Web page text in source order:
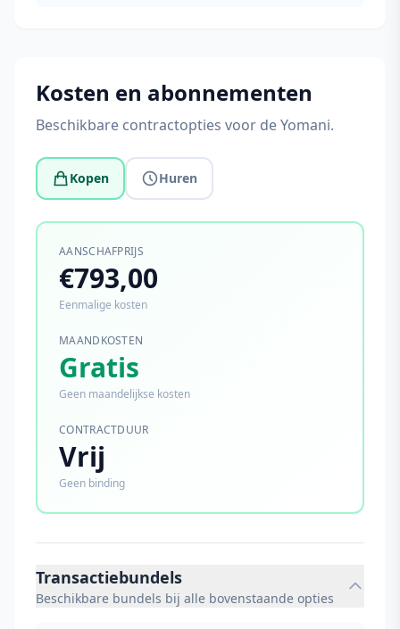
Kosten en abonnementen
Beschikbare contractopties voor de Yomani.
Kopen Huren
AANSCHAFPRIJS
€793,00
Eenmalige kosten
MAANDKOSTEN
Gratis
Geen maandelijkse kosten
CONTRACTDUUR
Vrij
Geen binding
Transactiebundels
Beschikbare bundels bij alle bovenstaande opties